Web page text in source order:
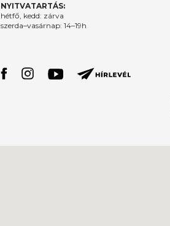
NYITVATARTÁS:
hétfő, kedd: zárva
szerda–vasárnap: 14–19h